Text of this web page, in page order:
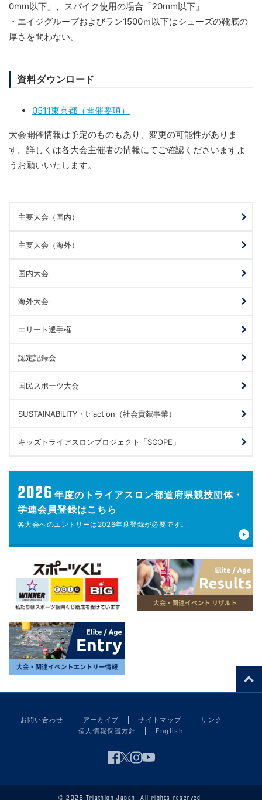
0mm以下」、スパイク使用の場合「20mm以下」
・エイジグループおよびラン1500ｍ以下はシューズの靴底の
厚さを問わない。
資料ダウンロード
0511東京都（開催要項）
大会開催情報は予定のものもあり、変更の可能性がありま
す。詳しくは各大会主催者の情報にてご確認くださいますよ
うお願いいたします。
主要大会（国内）
主要大会（海外）
国内大会
海外大会
エリート選手権
認定記録会
国民スポーツ大会
SUSTAINABILITY・triaction（社会貢献事業）
キッズトライアスロンプロジェクト「SCOPE」
2026 年度の トライアスロン都道府県競技団体・
学連会員登録はこちら
各大会へのエントリーは 2026年度登録が必要です。
お問い合わせ アーカイブ サイトマップ
リンク
個人情報保護方針
English
© 2026 Triathlon Japan. All rights reserved.